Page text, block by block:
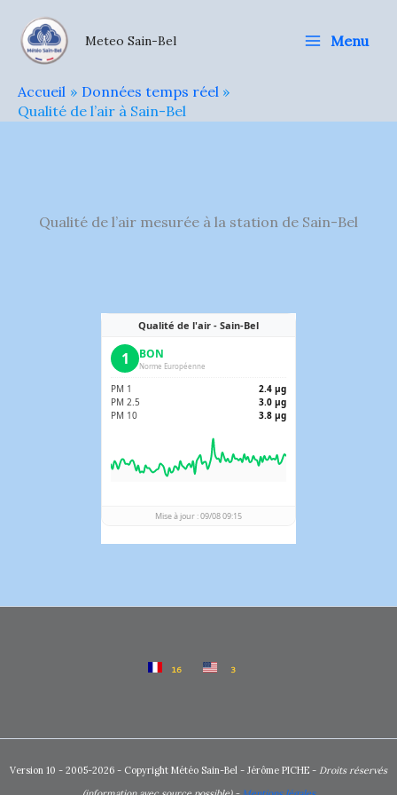
contenu
Meteo Sain-Bel Menu
Accueil
Données temps réel
Qualité de l’air à Sain-Bel
Qualité de l’air mesurée à la station de Sain-Bel
Version 10 - 2005-2026 - Copyright Météo Sain-Bel - Jérôme PICHE - Droits réservés